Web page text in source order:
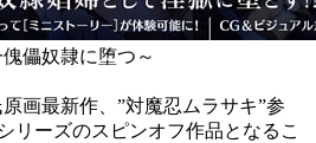
儡奴隷に堕つ～
画最新作、”対魔忍ムラサキ”参
リーズのスピンオフ作品となるこ